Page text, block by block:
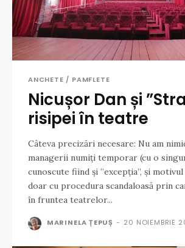
ANCHETE / PAMFLETE
Nicușor Dan și
risipei în teatre
Câteva precizări necesare: Nu am nimic personal cu
managerii numiți temporar (cu o
cunoscute fiind și ”excepția”, și
doar cu procedura scandaloasă prin
în fruntea teatrelor...
MARINELA ȚEPUȘ - 20 NOIEMBRIE